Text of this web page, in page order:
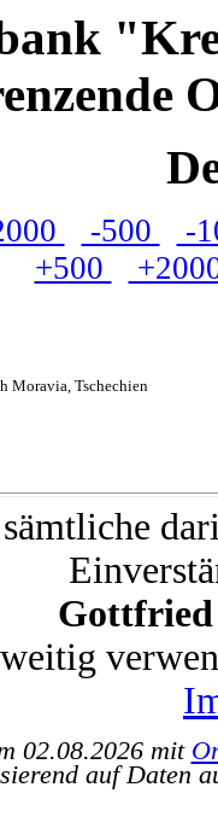
-500
-
+500
Moravia, Tschechien
Gottfried
02.08.2026 mit
auf Daten